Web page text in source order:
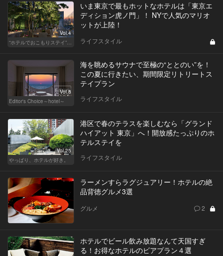
Vol.4
“ホテルでおこもりステイ”が大人デートに最高の選択だ
いま東京で最もホットなホテルは「東京エ
ディション虎ノ門」！ NYで人気のマリオ
ットが上陸！
ライフスタイル
Vol.8
Editor's Choice～hotel～
海を眺めるサウナで至極の“ととのい”を！
この夏に行きたい、期間限定リトリートス
テイプラン
ライフスタイル
Vol.25
やっぱり、ホテルが好き。
港区で春のテラスを楽しむなら「グランド
ハイアット 東京」へ！開放感たっぷりのホ
テルステイを
ライフスタイル
ラーメンすらラグジュアリー！ホテルの絶
品背徳グルメ3選
グルメ 2
ホテルでビール飲み放題なんて天国すぎ
る！お得なホテルのビアプラン４選